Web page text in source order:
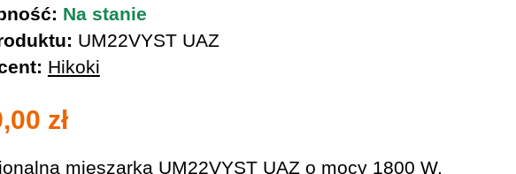
Na stanie
UM22VYST UAZ
Hikoki
zł
mieszarka UM22VYST UAZ o mocy 1800 W,